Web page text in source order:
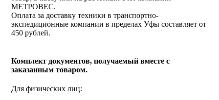
МЕТРОВЕС.
Оплата за доставку техники в транспортно-
экспедиционные компании в пределах Уфы составляет от
450 рублей.
Комплект документов, получаемый вместе с
заказанным товаром.
Для физических лиц: